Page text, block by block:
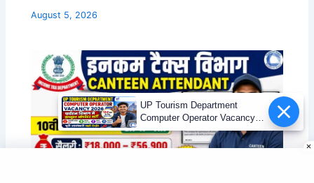
August 5, 2026
UP Tourism Department
Computer Operator Vacancy
2026 | 12वीं पास भर्ती